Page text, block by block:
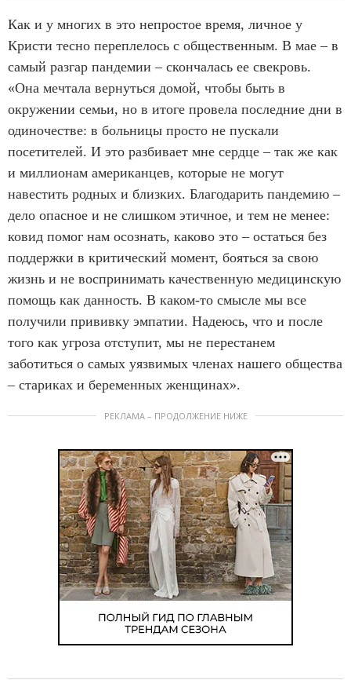
Как и у многих в это непростое время, личное у
Кристи тесно переплелось с общественным. В мае – в
самый разгар пандемии – скончалась ее свекровь.
«Она мечтала вернуться домой, чтобы быть в
окружении семьи, но в итоге провела последние дни в
одиночестве: в больницы просто не пускали
посетителей. И это разбивает мне сердце – так же как
и миллионам американцев, которые не могут
навестить родных и близких. Благодарить пандемию –
дело опасное и не слишком этичное, и тем не менее:
ковид помог нам осознать, каково это – остаться без
поддержки в критический момент, бояться за свою
жизнь и не воспринимать качественную медицинскую
помощь как данность. В каком-то смысле мы все
получили прививку эмпатии. Надеюсь, что и после
того как угроза отступит, мы не перестанем
заботиться о самых уязвимых членах нашего общества
– стариках и беременных женщинах».
РЕКЛАМА – ПРОДОЛЖЕНИЕ НИЖЕ